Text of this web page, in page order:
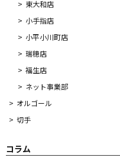
東大和店
小手指店
小平小川町店
瑞穂店
福生店
ネット事業部
オルゴール
切手
コラム